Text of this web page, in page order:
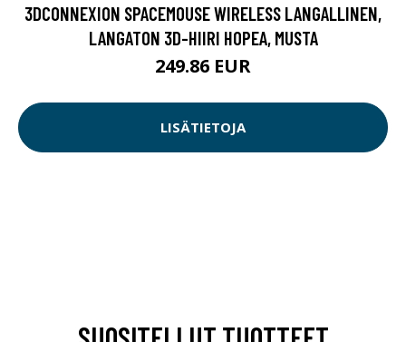
3DCONNEXION SPACEMOUSE WIRELESS LANGALLINEN,
LANGATON 3D-HIIRI HOPEA, MUSTA
249.86 EUR
LISÄTIETOJA